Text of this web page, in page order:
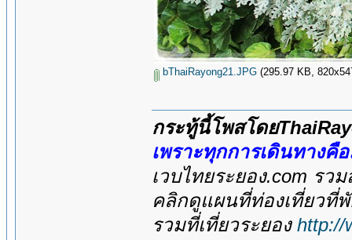
bThaiRayong21.JPG (295.97 KB,
กระทู้นี้โพสโดย
เพราะทุกการเดินทางคื
เวบไทยระยอง.com ร
คลิกดูแผนที่ท่องเที่ยวที่
รวมที่เที่ยวระยอง http://